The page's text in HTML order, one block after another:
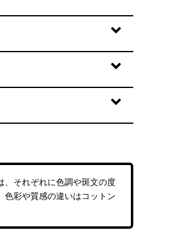
、それぞれに色調や斑文の度
色彩や質感の違いはコットン